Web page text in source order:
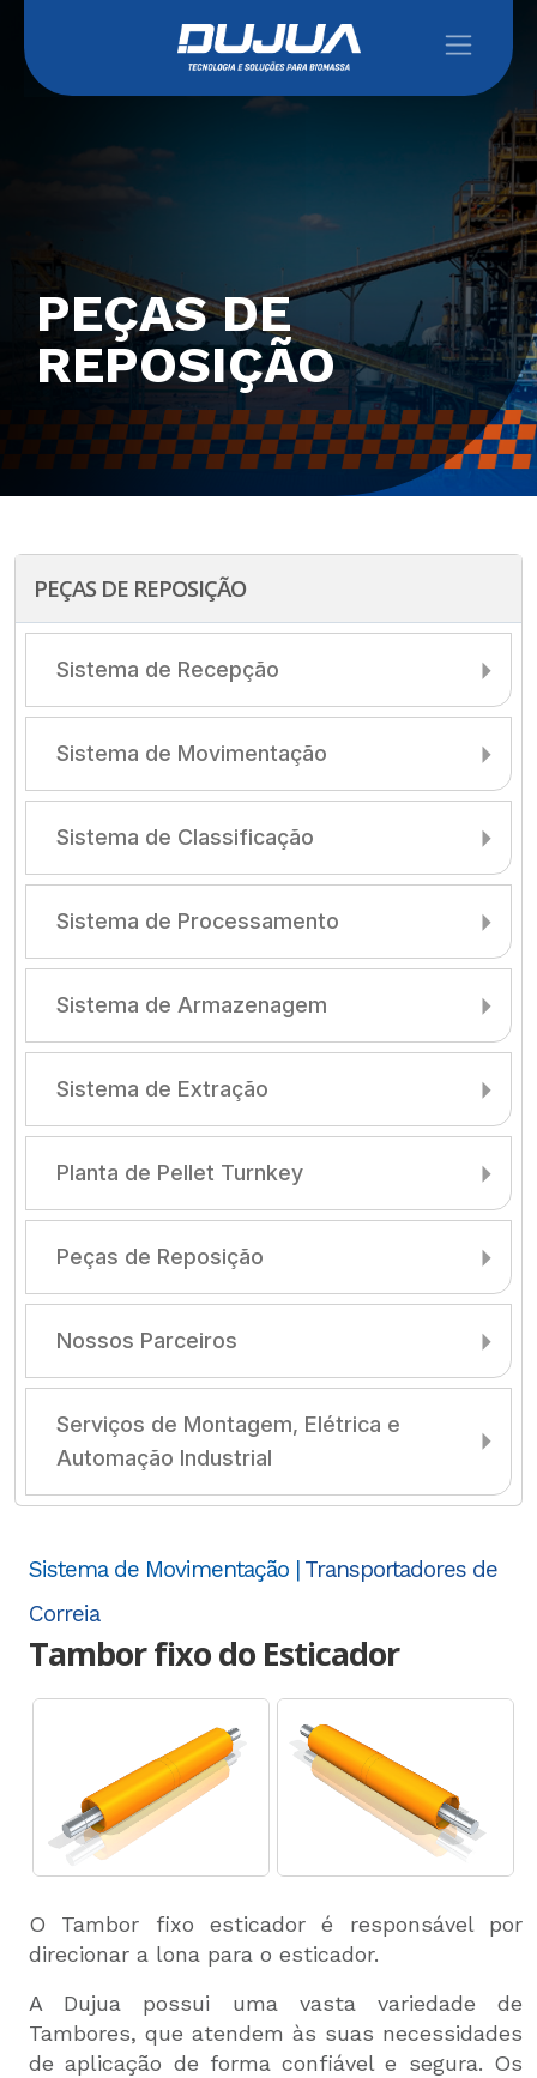
PEÇAS DE
REPOSIÇÃO
PEÇAS DE REPOSIÇÃO
Sistema de Recepção
Sistema de Movimentação
Sistema de Classificação
Sistema de Processamento
Sistema de Armazenagem
Sistema de Extração
Planta de Pellet Turnkey
Peças de Reposição
Nossos Parceiros
Serviços de Montagem, Elétrica e
Automação Industrial
Sistema de Movimentação | Transportadores de
Correia
Tambor fixo do Esticador
O Tambor fixo esticador é responsável por
direcionar a lona para o esticador.
A Dujua possui uma vasta variedade de
Tambores, que atendem às suas necessidades
de aplicação de forma confiável e segura. Os